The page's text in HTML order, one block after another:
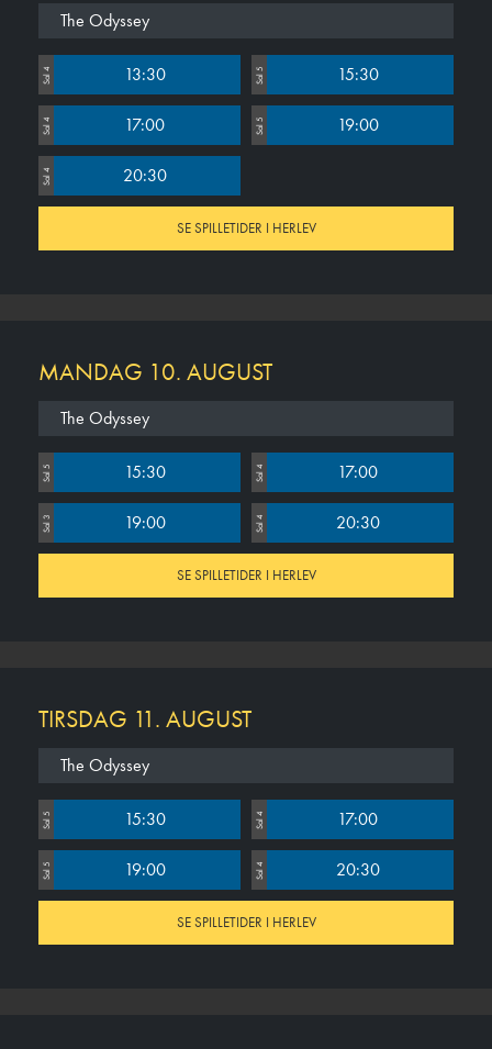
The Odyssey
Sal 4 13:30 Sal 5 15:30
Sal 4 17:00 Sal 5 19:00
Sal 4 20:30
SE SPILLETIDER I HERLEV
MANDAG 10. AUGUST
The Odyssey
Sal 5 15:30 Sal 4 17:00
Sal 3 19:00 Sal 4 20:30
SE SPILLETIDER I HERLEV
TIRSDAG 11. AUGUST
The Odyssey
Sal 5 15:30 Sal 4 17:00
Sal 5 19:00 Sal 4 20:30
SE SPILLETIDER I HERLEV